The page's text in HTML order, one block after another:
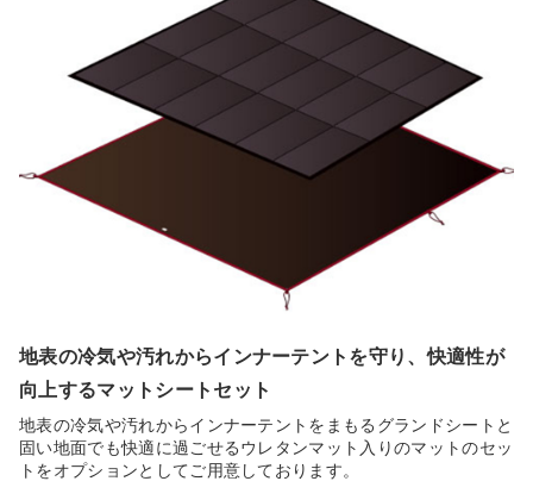
地表の冷気や汚れからインナーテントを守り、快適性が
向上するマットシートセット
地表の冷気や汚れからインナーテントをまもるグランドシートと
固い地面でも快適に過ごせるウレタンマット入りのマットのセッ
トをオプションとしてご用意しております。